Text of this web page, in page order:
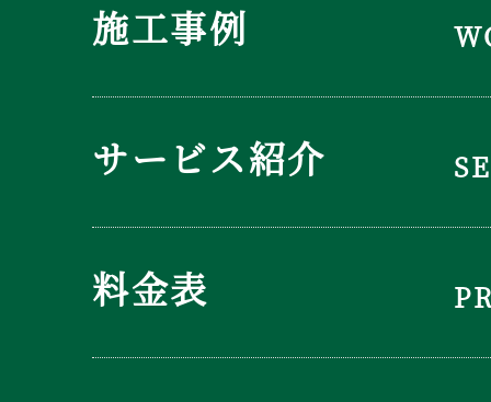
施工事例
サービス紹介
料金表